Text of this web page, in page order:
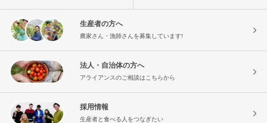
生産者の方へ
農家さん・漁師さんを募集しています!
法人・自治体の方へ
アライアンスのご相談はこちらから
採用情報
生産者と食べる人をつなぎたい